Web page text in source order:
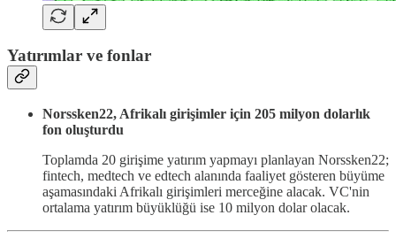
Yatırımlar ve fonlar
Norssken22, Afrikalı girişimler için 205 milyon dolarlık
fon oluşturdu
Toplamda 20 girişime yatırım yapmayı planlayan Norssken22;
fintech, medtech ve edtech alanında faaliyet gösteren büyüme
aşamasındaki Afrikalı girişimleri merceğine alacak. VC'nin
ortalama yatırım büyüklüğü ise 10 milyon dolar olacak.